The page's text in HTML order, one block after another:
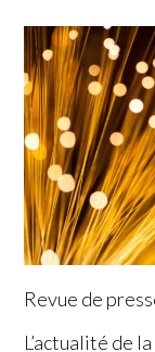
Revue de
L’actualité de